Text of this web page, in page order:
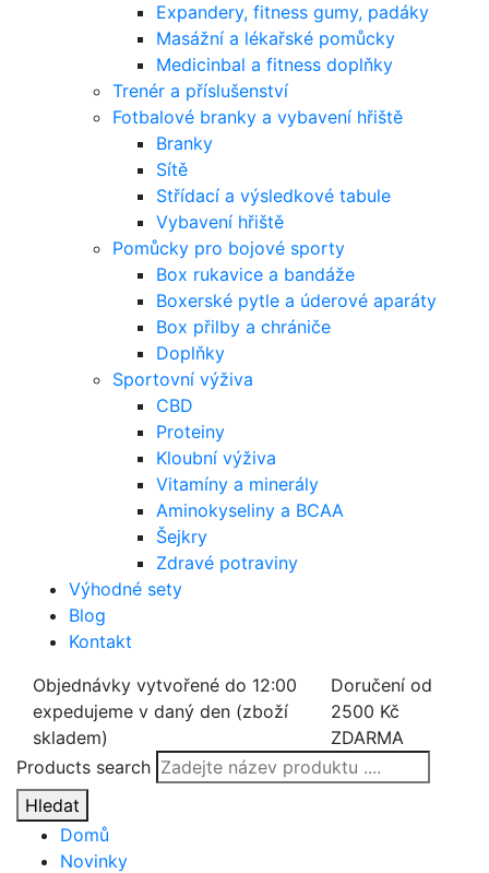
Expandery, fitness gumy, padáky
Masážní a lékařské pomůcky
Medicinbal a fitness doplňky
Trenér a příslušenství
Fotbalové branky a vybavení hřiště
Branky
Sítě
Střídací a výsledkové tabule
Vybavení hřiště
Pomůcky pro bojové sporty
Box rukavice a bandáže
Boxerské pytle a úderové aparáty
Box přilby a chrániče
Doplňky
Sportovní výživa
CBD
Proteiny
Kloubní výživa
Vitamíny a minerály
Aminokyseliny a BCAA
Šejkry
Zdravé potraviny
Výhodné sety
Blog
Kontakt
Objednávky vytvořené do 12:00
expedujeme v daný den (zboží
skladem)
Doručení od
2500 Kč
ZDARMA
Products search
Hledat
Domů
Novinky